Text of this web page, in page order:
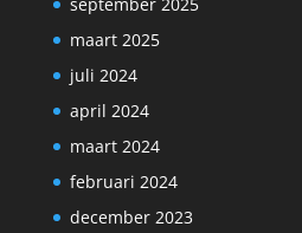
maart 2025
juli 2024
april 2024
maart 2024
februari 2024
december 2023